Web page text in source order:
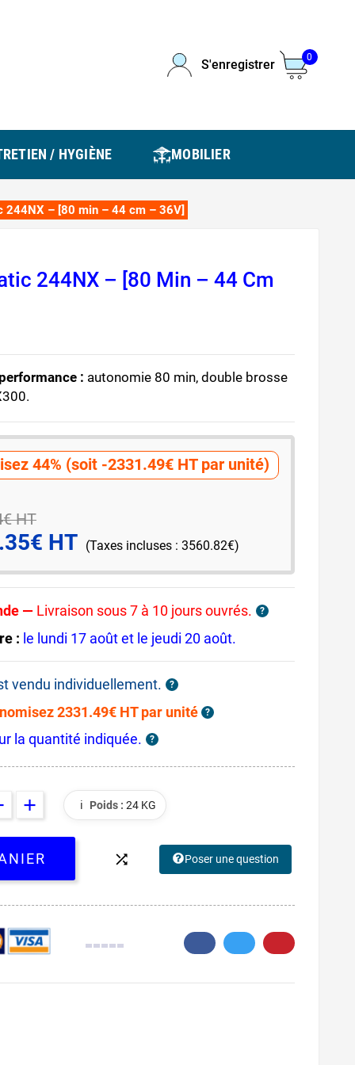
S'enregistrer
0
/ HYGIÈNE MOBILIER
244NX – [80 min – 44 cm – 36V]
244NX – [80 Min – 44 Cm
: autonomie 80 min, double brosse
44% (soit -2331.49€ HT par unité)
HT
HT (Taxes incluses : 3560.82€)
— Livraison sous 7 à 10 jours ouvrés. ?
: le lundi 17 août et le jeudi 20 août.
vendu individuellement. ?
2331.49€ HT par unité ?
la quantité indiquée. ?
ℹ️ Poids : 24 KG
 Poser une question